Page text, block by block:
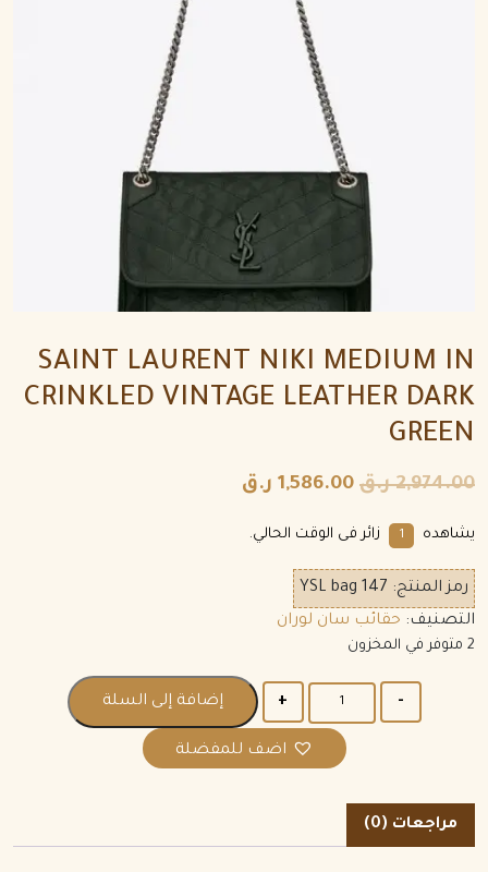
SAINT LAURENT NIKI MEDIUM IN
CRINKLED VINTAGE LEATHER DARK
GREEN
2,974.00 ر.ق 1,586.00 ر.ق
يشاهده 6 زائر فى الوقت الحالي.
رمز المنتج: YSL bag 147
التصنيف: حقائب سان لوران
2 متوفر في المخزون
إضافة إلى السلة
اضف للمفضلة
مراجعات (0)